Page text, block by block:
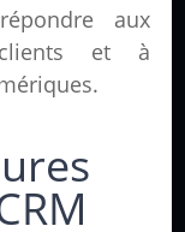
aux
clients et à